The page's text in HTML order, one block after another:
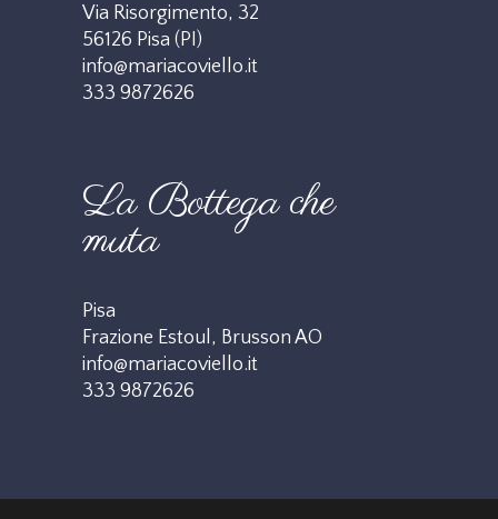
Via Risorgimento, 32
56126 Pisa (PI)
info@mariacoviello.it
333 9872626
La Bottega che
muta
Pisa
Frazione Estoul, Brusson AO
info@mariacoviello.it
333 9872626